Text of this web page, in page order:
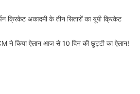
अकादमी के तीन सितारों का यूपी क्रिकेट
ने किया ऐलान आज से 10 दिन की छुट्टी का ऐलान!